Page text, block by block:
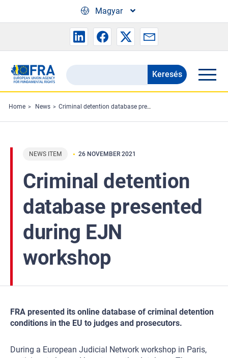
Magyar
Search
the
FRA
website
Keresés
Home News Criminal detention database presented during EJN workshop
NEWS ITEM 26 NOVEMBER 2021
Criminal detention
database presented
during EJN
workshop
FRA presented its online database of criminal detention
conditions in the EU to judges and prosecutors.
During a European Judicial Network workshop in Paris,